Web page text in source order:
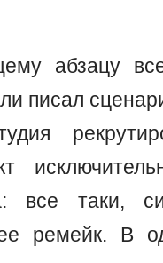
абзацу
писал
все таки,
ремейк. В